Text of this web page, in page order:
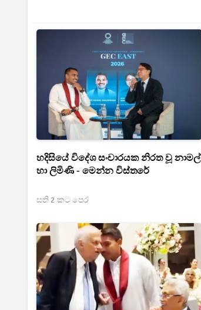
හදිසියේ විදේශ සංචාරයක නිරත වූ නාමල්
හා ලිමිණි - මෙන්න විස්තරේ
සති 2 කට පෙර